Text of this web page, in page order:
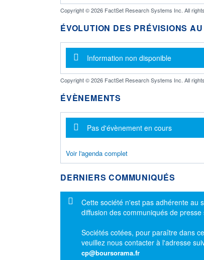
Copyright © 2026 FactSet Research Systems Inc. All
ÉVOLUTION DES PRÉVISIONS
Message d'information
Information non disponible
Copyright © 2026 FactSet Research Systems Inc. All
ÉVÈNEMENTS
Message d'information
Pas d'évènement en cours
Voir l'agenda complet
DERNIERS COMMUNIQUÉS
Message d'information
Cette société n'est pas adhérente au
diffusion des communiqués de
Sociétés cotées, pour paraître dans
veuillez nous contacter à l'adresse
cp@boursorama.fr